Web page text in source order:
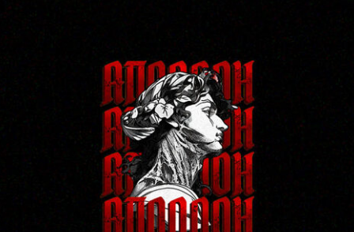
Тату в Египетском стиле в
Воронеже
Все о стиле на одной странице: особенности, галерея
работ и свободные эскизы
от тату-салона Аполлон (Apollo) в Воронеже